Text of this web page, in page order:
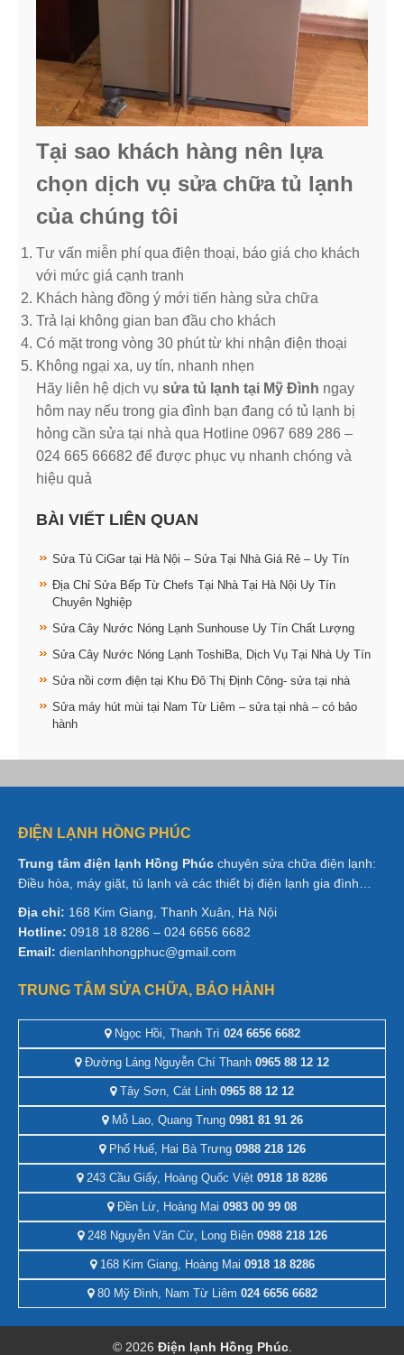
Tại sao khách hàng nên lựa
chọn dịch vụ sửa chữa tủ lạnh
của chúng tôi
Tư vấn miễn phí qua điện thoại, báo giá cho khách
với mức giá cạnh tranh
Khách hàng đồng ý mới tiến hàng sửa chữa
Trả lại không gian ban đầu cho khách
Có mặt trong vòng 30 phút từ khi nhận điện thoại
Không ngại xa, uy tín, nhanh nhẹn
Hãy liên hệ dịch vụ sửa tủ lạnh tại Mỹ Đình ngay
hôm nay nếu trong gia đình bạn đang có tủ lạnh bị
hỏng cần sửa tại nhà qua Hotline 0967 689 286 –
024 665 66682 để được phục vụ nhanh chóng và
hiệu quả
BÀI VIẾT LIÊN QUAN
Sửa Tủ CiGar tại Hà Nội – Sửa Tại Nhà Giá Rẻ – Uy Tín
Địa Chỉ Sửa Bếp Từ Chefs Tại Nhà Tại Hà Nội Uy Tín
Chuyên Nghiệp
Sửa Cây Nước Nóng Lạnh Sunhouse Uy Tín Chất Lượng
Sửa Cây Nước Nóng Lạnh ToshiBa, Dịch Vụ Tại Nhà Uy Tín
Sửa nồi cơm điện tại Khu Đô Thị Định Công- sửa tại nhà
Sửa máy hút mùi tại Nam Từ Liêm – sửa tại nhà – có bảo
hành
ĐIỆN LẠNH HỒNG PHÚC
Trung tâm điện lạnh Hồng Phúc chuyên sửa chữa điện lạnh:
Điều hòa, máy giặt, tủ lạnh và các thiết bị điện lạnh gia đình…
Địa chỉ: 168 Kim Giang, Thanh Xuân, Hà Nội
Hotline: 0918 18 8286 – 024 6656 6682
Email: dienlanhhongphuc@gmail.com
TRUNG TÂM SỬA CHỮA, BẢO HÀNH
Ngọc Hồi, Thanh Trì 024 6656 6682
Đường Láng Nguyễn Chí Thanh 0965 88 12 12
Tây Sơn, Cát Linh 0965 88 12 12
Mỗ Lao, Quang Trung0981 81 91 26
Phố Huế, Hai Bà Trưng0988 218 126
243 Cầu Giấy, Hoàng Quốc Việt 0918 18 8286
Đền Lừ, Hoàng Mai 0983 00 99 08
248 Nguyễn Văn Cừ, Long Biên0988 218 126
168 Kim Giang, Hoàng Mai 0918 18 8286
80 Mỹ Đình, Nam Từ Liêm 024 6656 6682
© 2026 Điện lạnh Hồng Phúc.